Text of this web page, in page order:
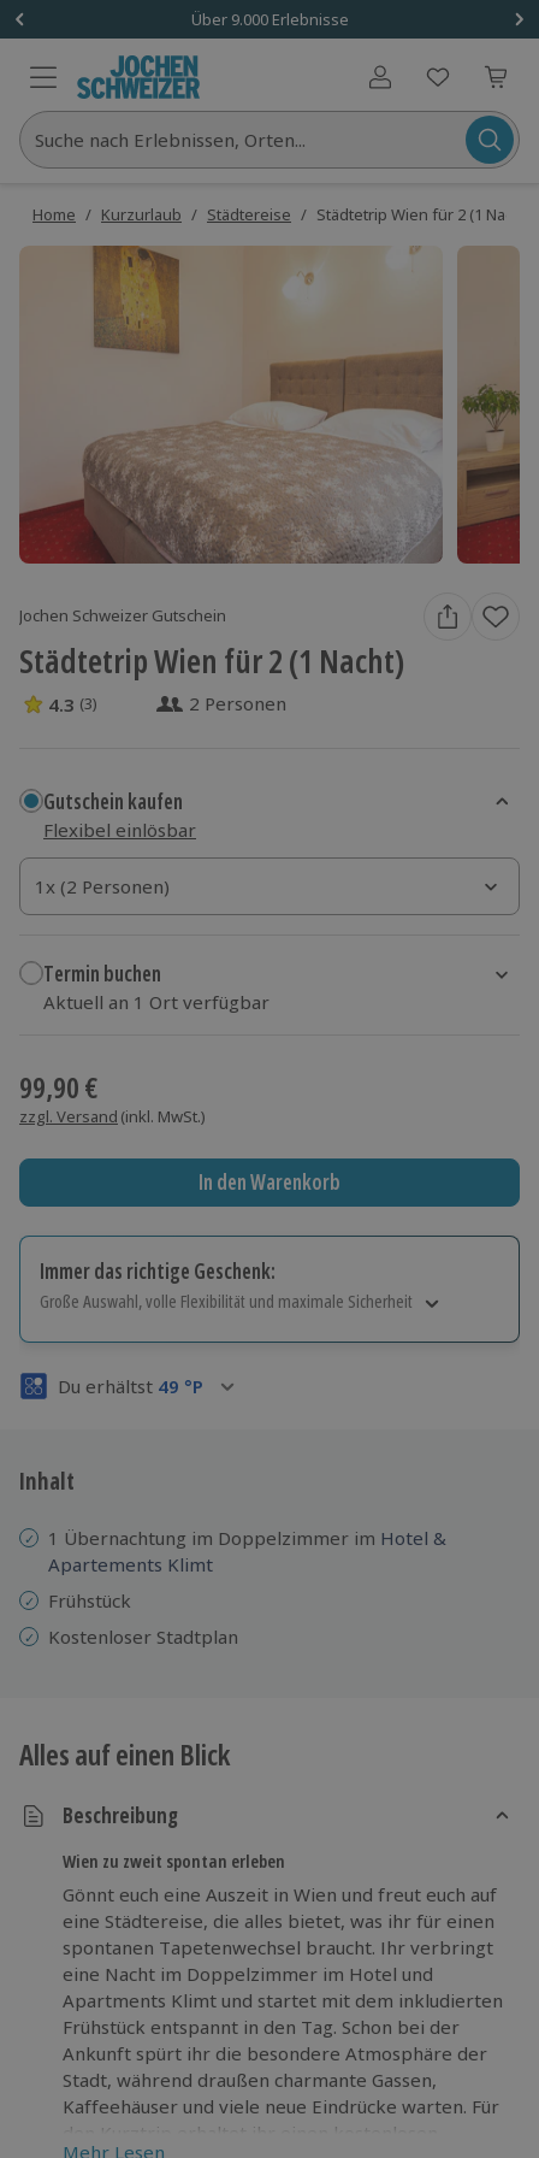
Über 9.000 Erlebnisse
Benutzerkonto
Suche nach Erlebnissen, Orten...
Home / Kurzurlaub / Städtereise / Städtetrip Wien für 2 (1 Nacht)
Jochen Schweizer Gutschein
Städtetrip Wien für 2 (1 Nacht)
4.3 Sterne von 5 aus 3 Bewertungen
4.3 (3) 2 Personen
Gutschein kaufen
Flexibel einlösbar
1x (2 Personen)
1x (2 Personen)
1x (2 Personen)
Termin buchen
Aktuell an 1 Ort verfügbar
99,90 €
zzgl. Versand (inkl. MwSt.)
In den Warenkorb
Immer das richtige Geschenk:
Große Auswahl, volle Flexibilität und maximale Sicherheit
Volle Flexibilität
3 Jahre gültig & verlängerbar.
Du erhältst 49 °P
Inhalt
1 Übernachtung im Doppelzimmer im Hotel &
Apartements Klimt
Frühstück
Kostenloser Stadtplan
Alles auf einen Blick
Beschreibung
Wien zu zweit spontan erleben
Gönnt euch eine Auszeit in Wien und freut euch auf
eine Städtereise, die alles bietet, was ihr für einen
spontanen Tapetenwechsel braucht. Ihr verbringt
eine Nacht im Doppelzimmer im Hotel und
Apartments Klimt und startet mit dem inkludierten
Frühstück entspannt in den Tag. Schon bei der
Ankunft spürt ihr die besondere Atmosphäre der
Stadt, während draußen charmante Gassen,
Kaffeehäuser und viele neue Eindrücke warten. Für
den Kurztrip erhaltet ihr einen kostenlosen
Mehr Lesen